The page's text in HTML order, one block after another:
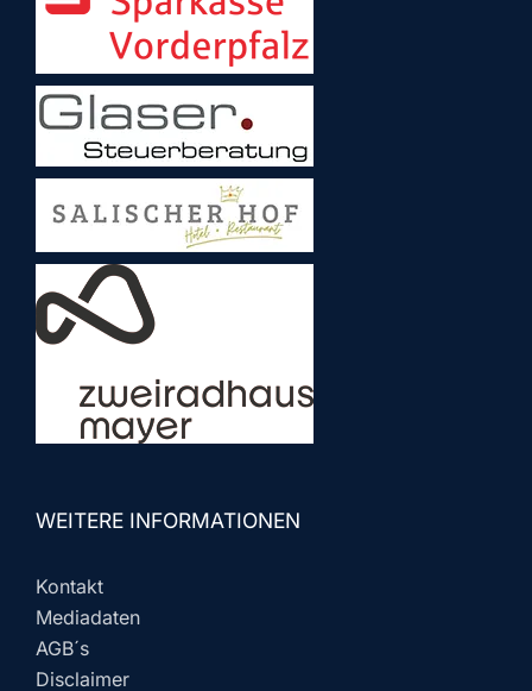
WEITERE INFORMATIONEN
Kontakt
Mediadaten
AGB´s
Disclaimer